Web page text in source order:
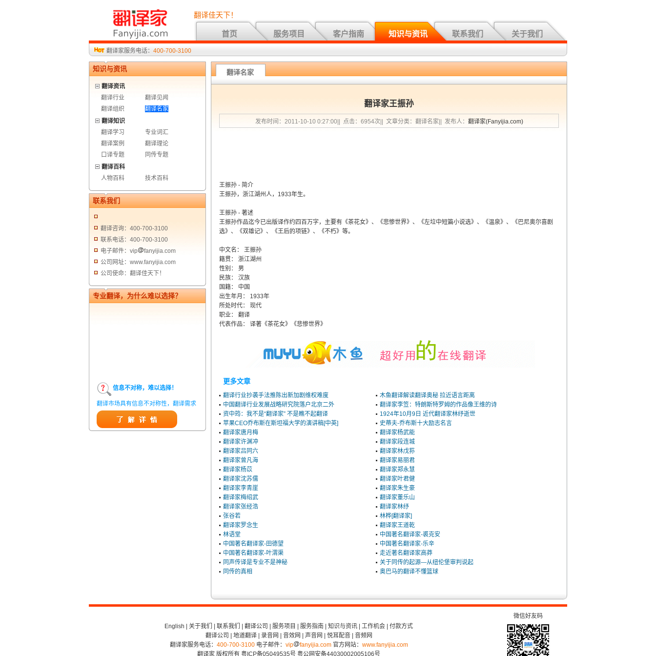
翻译佳天下！
首页 服务项目 客户指南 知识与资讯 联系我们 关于我们
翻译家服务电话： 400-700-3100
知识与资讯
翻译资讯
翻译行业
翻译见闻
翻译组织
翻译名家
翻译知识
翻译学习
专业词汇
翻译案例
翻译理论
口译专题
同传专题
翻译百科
人物百科
技术百科
联系我们
翻译咨询：400-700-3100
联系电话：400-700-3100
电子邮件：vip
fanyijia.com
公司网址：www.fanyijia.com
公司使命：翻译佳天下！
专业翻译，为什么难以选择？
信息不对称，难以选择！
翻译市场具有信息不对称性，翻译需求
方在获得翻译结果前，甚至在获得翻译
结果后，都无法准确判定翻译质量。从
而给劣质翻译者提供了一定生存条件，
翻译名家
翻译家王振孙
发布时间：2011-10-10 0:27:00|| 点击：6954次|| 文章分类：翻译名家|| 发布人： 翻译家(Fanyijia.com)
王振孙 - 简介
王振孙，浙江湖州人，1933年生。
王振孙 - 著述
王振孙作品迄今已出版译作约四百万字，主要有《茶花女》、《悲惨世界》、《左垃中短篇小说选》、《温泉》、《巴尼奥尔喜剧
选》、《双雄记》、《王后的项链》、《不朽》等。
中文名： 王振孙
籍贯： 浙江湖州
性别： 男
民族： 汉族
国籍： 中国
出生年月： 1933年
所处时代： 现代
职业： 翻译
代表作品： 译著《茶花女》《悲惨世界》
更多文章
翻译行业抄袭手法推陈出新加剧维权难度
木鱼翻译解读翻译奥秘 拉近语言距离
中国翻译行业发展战略研究院落户北京二外
翻译家李笠：特朗斯特罗姆的作品像王维的诗
资中筠：我不是“翻译家” 不是瞧不起翻译
1924年10月9日 近代翻译家林纾逝世
苹果CEO乔布斯在斯坦福大学的演讲稿[中英]
史蒂夫-乔布斯十大励志名言
翻译家唐月梅
翻译家杨武能
翻译家许渊冲
翻译家段连城
翻译家吕同六
翻译家林戊荪
翻译家曾凡海
翻译家易丽君
翻译家杨苡
翻译家郑永慧
翻译家沈苏儒
翻译家叶君健
翻译家李青崖
翻译家朱生豪
翻译家梅绍武
翻译家董乐山
翻译家张经浩
翻译家林纾
张谷若
林桦[翻译家]
翻译家罗念生
翻译家王道乾
林语堂
中国著名翻译家-裘克安
中国著名翻译家-田德望
中国著名翻译家-乐辛
中国著名翻译家-叶渭渠
走近著名翻译家高莽
同声传译是专业不是神秘
关于同传的起源—从纽伦堡审判说起
同传的真相
奥巴马的翻译不懂篮球
English 关于我们 联系我们 翻译公司 服务项目 服务指南 知识与资讯 工作机会
付款方式
翻译公司
地道翻译| 录音网 音效网 声音网 悦耳配音| 音频网
翻译家服务电话： 400-700-3100电子邮件： vip fanyijia.com官方网站： www.fanyijia.com
翻译家 版权所有 粤ICP备05049535号 粤公网安备44030002005106号
微信好友码